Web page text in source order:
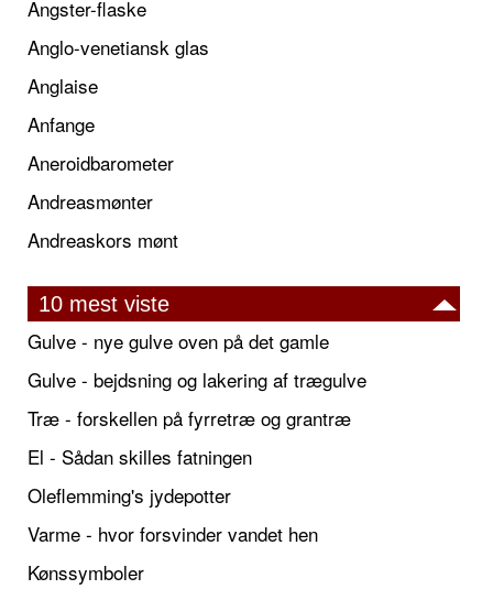
Angster-flaske
Anglo-venetiansk glas
Anglaise
Anfange
Aneroidbarometer
Andreasmønter
Andreaskors mønt
10 mest viste
Gulve - nye gulve oven på det gamle
Gulve - bejdsning og lakering af trægulve
Træ - forskellen på fyrretræ og grantræ
El - Sådan skilles fatningen
Oleflemming's jydepotter
Varme - hvor forsvinder vandet hen
Kønssymboler